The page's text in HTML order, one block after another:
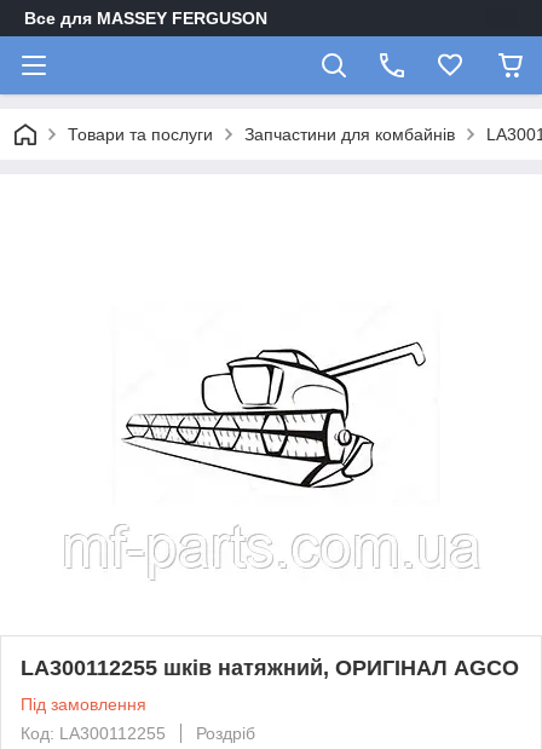
Все для MASSEY FERGUSON
Товари та послуги Запчастини для комбайнів
LA300112255 шків натяжний, ОРИГІНАЛ AGCO
Під замовлення
Код: LA300112255
Роздріб